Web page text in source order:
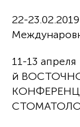
22-
11-13
й